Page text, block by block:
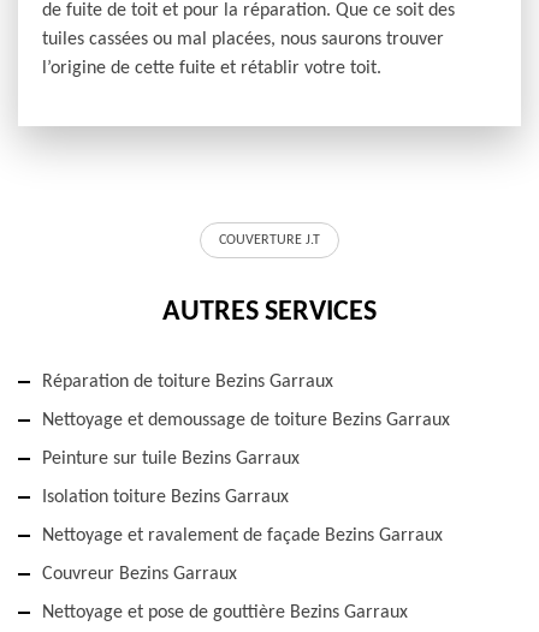
de fuite de toit et pour la réparation. Que ce soit des
tuiles cassées ou mal placées, nous saurons trouver
l’origine de cette fuite et rétablir votre toit.
COUVERTURE J.T
AUTRES SERVICES
Réparation de toiture Bezins Garraux
Nettoyage et demoussage de toiture Bezins Garraux
Peinture sur tuile Bezins Garraux
Isolation toiture Bezins Garraux
Nettoyage et ravalement de façade Bezins Garraux
Couvreur Bezins Garraux
Nettoyage et pose de gouttière Bezins Garraux